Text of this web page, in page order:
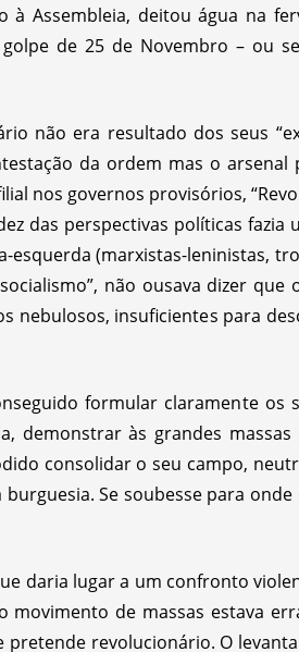
à Assembleia, deitou água na
de 25 de Novembro – ou
não era resultado dos seus
da ordem mas o
nos governos provisórios,
das perspectivas políticas
esquerda (marxistas-leninistas,
não ousava dizer
nebulosos, insuficientes para
formular claramente os
demonstrar às grandes
consolidar o seu campo,
Se soubesse para
daria lugar a um confronto
movimento de massas estava
revolucionário. O